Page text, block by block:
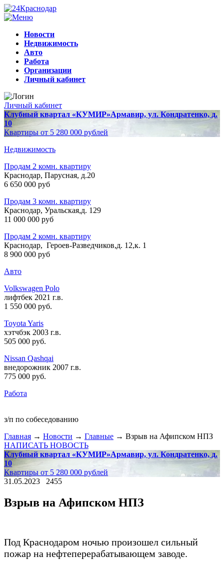
Новости
Недвижимость
Авто
Работа
Организации
Личный кабинет
Личный кабинет
Клубный квартал «КУМИР»Армавир, ул. Кондратенко, д.
10
Квартиры от 5 280 000 рублей
Недвижимость
Продам 2 комн. квартиру
Краснодар, Парусная, д.20
6 650 000 руб
Продам 3 комн. квартиру
Краснодар, Уральская,д. 129
11 000 000 руб
Продам 2 комн. квартиру
Краснодар, Героев-Разведчиков,д. 12,к. 1
8 900 000 руб
Авто
Volkswagen Polo
лифтбек 2021 г.в.
1 550 000 руб.
Toyota Yaris
хэтчбэк 2003 г.в.
505 000 руб.
Nissan Qashqai
внедорожник 2007 г.в.
775 000 руб.
Работа
з/п по собеседованию
Главная → Новости → Главные → Взрыв на Афипском НПЗ
НАПИСАТЬ НОВОСТЬ
Клубный квартал «КУМИР»Армавир, ул. Кондратенко, д.
10
Квартиры от 5 280 000 рублей
31.05.2023
2455
Взрыв на Афипском НПЗ
Под Краснодаром ночью произошел сильный
пожар на нефтеперерабатывающем заводе.